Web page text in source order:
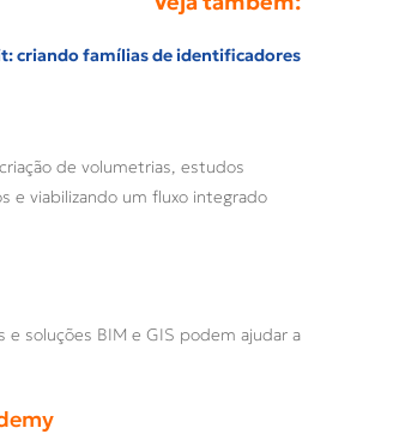
criando famílias de identificadores
de volumetrias, estudos
e viabilizando um fluxo integrado
soluções BIM e GIS podem ajudar a